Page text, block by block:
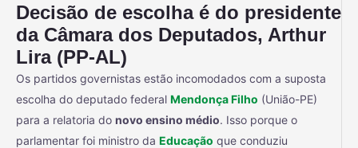
Decisão de escolha é do presidente
da Câmara dos Deputados, Arthur
Lira (PP-AL)
Os partidos governistas estão incomodados com a suposta
escolha do deputado federal Mendonça Filho (União-PE)
para a relatoria do novo ensino médio. Isso porque o
parlamentar foi ministro da Educação que conduziu